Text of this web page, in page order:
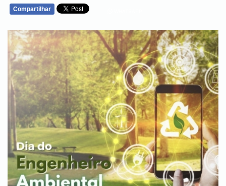
Compartilhar